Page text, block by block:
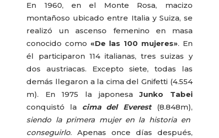
En 1960, en el Monte Rosa, macizo
montañoso ubicado entre Italia y Suiza, se
realizó un ascenso femenino en masa
conocido como«De las 100 mujeres». En
él participaron 114 italianas, tres suizas y
dos austriacas. Excepto siete, todas las
demás llegaron a la cima del Gnifetti (4.554
m). En 1975 la japonesaJunko Tabei
conquistó la cima del Everest (8.848m),
siendo la primera mujer en la historia en
conseguirlo. Apenas once días después,